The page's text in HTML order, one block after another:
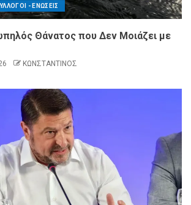
- ΕΝΩΣΕΙΣ
Θάνατος που Δεν Μοιάζει με
ΚΩΝΣΤΑΝΤΙΝΟΣ